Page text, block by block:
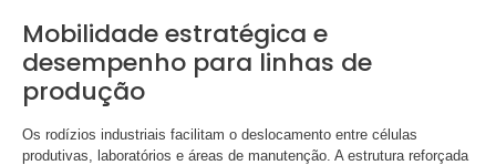
Mobilidade estratégica e
desempenho para linhas de
produção
Os rodízios industriais facilitam o deslocamento entre células
produtivas, laboratórios e áreas de manutenção. A estrutura reforçada